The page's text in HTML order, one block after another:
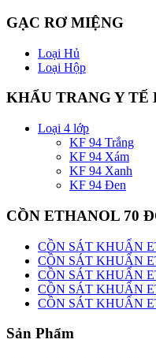
GẠC RƠ MIỆNG
Loại Hủ
Loại Hộp
KHẨU TRANG Y TẾ
Loại 4 lớp
KF 94 Trắng
KF 94 Xám
KF 94 Xanh
KF 94 Đen
CỒN ETHANOL 70
CỒN SÁT KHUẨN
CỒN SÁT KHUẨN
CỒN SÁT KHUẨN
CỒN SÁT KHUẨN
CỒN SÁT KHUẨN
Sản Phẩm